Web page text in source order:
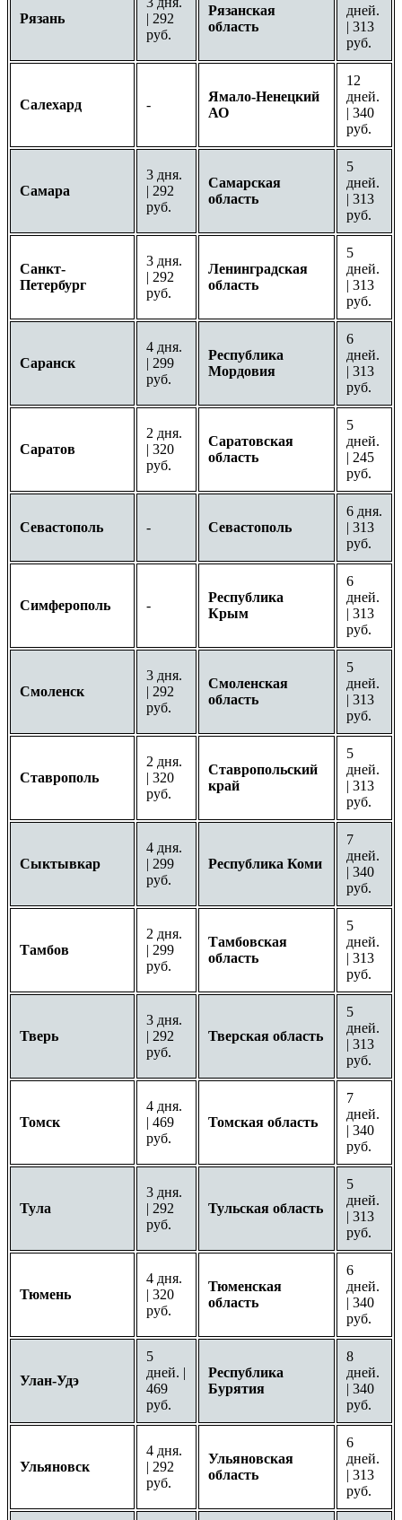
Рязань
| 292
руб.
Рязанская
область
дней.
| 313
руб.
Салехард -
Ямало-Ненецкий
АО
12
дней.
| 340
руб.
Самара
3 дня.
| 292
руб.
Самарская
область
5
дней.
| 313
руб.
Санкт-
Петербург
3 дня.
| 292
руб.
Ленинградская
область
5
дней.
| 313
руб.
Саранск
4 дня.
| 299
руб.
Республика
Мордовия
6
дней.
| 313
руб.
Саратов
2 дня.
| 320
руб.
Саратовская
область
5
дней.
| 245
руб.
Севастополь - Севастополь
6 дня.
| 313
руб.
Симферополь -
Республика
Крым
6
дней.
| 313
руб.
Смоленск
3 дня.
| 292
руб.
Смоленская
область
5
дней.
| 313
руб.
Ставрополь
2 дня.
| 320
руб.
Ставропольский
край
5
дней.
| 313
руб.
Сыктывкар
4 дня.
| 299
руб.
Республика Коми
7
дней.
| 340
руб.
Тамбов
2 дня.
| 299
руб.
Тамбовская
область
5
дней.
| 313
руб.
Тверь
3 дня.
| 292
руб.
Тверская область
5
дней.
| 313
руб.
Томск
4 дня.
| 469
руб.
Томская область
7
дней.
| 340
руб.
Тула
3 дня.
| 292
руб.
Тульская область
5
дней.
| 313
руб.
Тюмень
4 дня.
| 320
руб.
Тюменская
область
6
дней.
| 340
руб.
Улан-Удэ
5
дней. |
469
руб.
Республика
Бурятия
8
дней.
| 340
руб.
Ульяновск
4 дня.
| 292
руб.
Ульяновская
область
6
дней.
| 313
руб.